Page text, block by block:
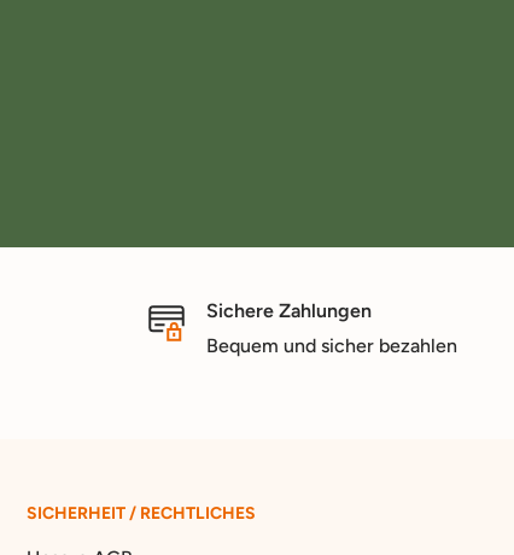
Sichere Zahlungen
Bequem und sicher bezahlen
SICHERHEIT / RECHTLICHES